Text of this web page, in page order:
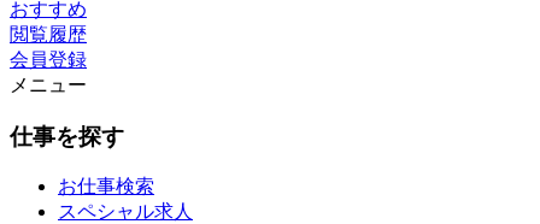
おすすめ
閲覧履歴
会員登録
メニュー
仕事を探す
お仕事検索
スペシャル求人